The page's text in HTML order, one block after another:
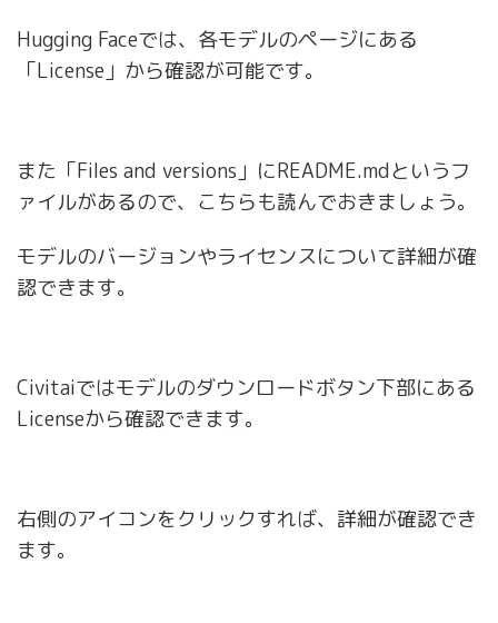
Hugging Faceでは、各モデルのページにある
「License」から確認が可能です。
また「Files and versions」にREADME.mdというフ
ァイルがあるので、こちらも読んでおきましょう。
モデルのバージョンやライセンスについて詳細が確
認できます。
Civitaiではモデルのダウンロードボタン下部にある
Licenseから確認できます。
右側のアイコンをクリックすれば、詳細が確認でき
ます。